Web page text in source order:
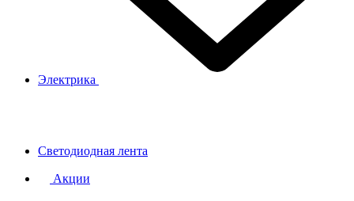
Электрика
Светодиодная лента
Акции